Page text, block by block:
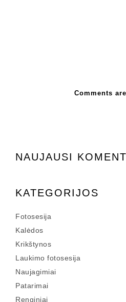
Comments
NAUJAUSI
KATEGORIJOS
Fotosesija
Kalėdos
Krikštynos
Laukimo fotosesija
Naujagimiai
Patarimai
Renginiai